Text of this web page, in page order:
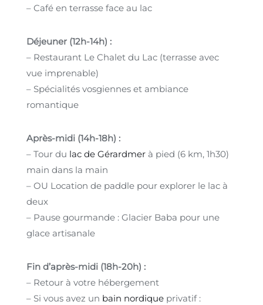
– Café en terrasse face au lac
Déjeuner (12h-14h) :
– Restaurant Le Chalet du Lac (terrasse avec
vue imprenable)
– Spécialités vosgiennes et ambiance
romantique
Après-midi (14h-18h) :
– Tour du lac de Gérardmer à pied (6 km, 1h30)
main dans la main
– OU Location de paddle pour explorer le lac à
deux
– Pause gourmande : Glacier Baba pour une
glace artisanale
Fin d’après-midi (18h-20h) :
– Retour à votre hébergement
– Si vous avez un bain nordique privatif :